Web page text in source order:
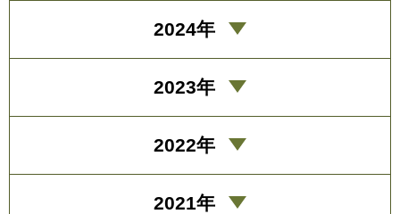
2024年
2023年
2022年
2021年